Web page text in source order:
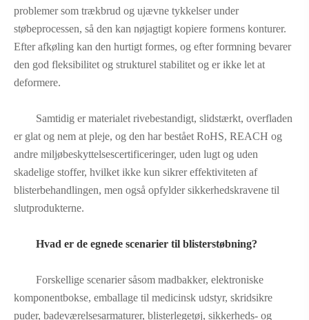
problemer som trækbrud og ujævne tykkelser under
støbeprocessen, så den kan nøjagtigt kopiere formens konturer.
Efter afkøling kan den hurtigt formes, og efter formning bevarer
den god fleksibilitet og strukturel stabilitet og er ikke let at
deformere.
Samtidig er materialet rivebestandigt, slidstærkt, overfladen
er glat og nem at pleje, og den har bestået RoHS, REACH og
andre miljøbeskyttelsescertificeringer, uden lugt og uden
skadelige stoffer, hvilket ikke kun sikrer effektiviteten af ​​
blisterbehandlingen, men også opfylder sikkerhedskravene til
slutprodukterne.
Hvad er de egnede scenarier til blisterstøbning?
Forskellige scenarier såsom madbakker, elektroniske
komponentbokse, emballage til medicinsk udstyr, skridsikre
puder, badeværelsesarmaturer, blisterlegetøj, sikkerheds- og